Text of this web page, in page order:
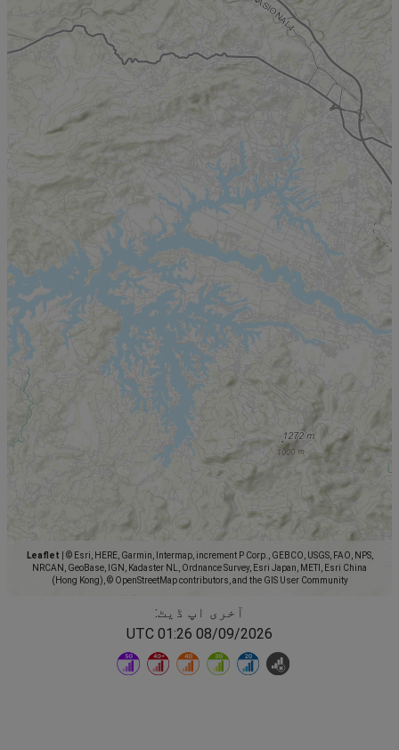
Leaflet
© Esri, HERE, Garmin, Intermap, increment P Corp., GEBCO, USGS, FAO, NPS,
NRCAN, GeoBase, IGN, Kadaster NL, Ordnance Survey, Esri Japan, METI, Esri China
(Hong Kong), © OpenStreetMap contributors, and the GIS User Community
آخری اپ ڈیٹ:
08/09/2026 01:26 UTC